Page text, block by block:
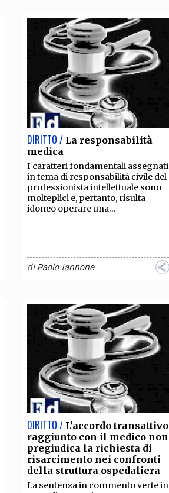
DIRITTO / La responsabilità
medica
I caratteri fondamentali assegnati
in tema di responsabilità civile del
professionista intellettuale sono
molteplici e, pertanto, risulta
idoneo operare una...
diPaolo Iannone
DIRITTO / L’accordo transattivo
raggiunto con il medico non
pregiudica la richiesta di
risarcimento nei confronti
della struttura ospedaliera
La sentenza in commento verte in